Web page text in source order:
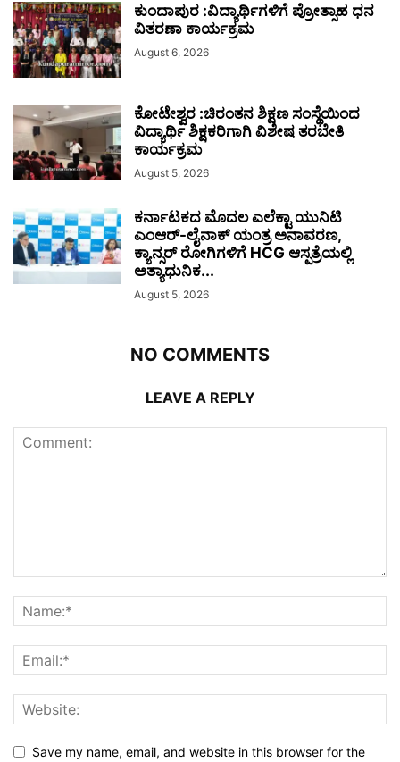
ಕುಂದಾಪುರ :ವಿದ್ಯಾರ್ಥಿಗಳಿಗೆ ಪ್ರೋತ್ಸಾಹ ಧನ
ವಿತರಣಾ ಕಾರ್ಯಕ್ರಮ
August 6, 2026
ಕೋಟೇಶ್ವರ :ಚಿರಂತನ ಶಿಕ್ಷಣ ಸಂಸ್ಥೆಯಿಂದ
ವಿದ್ಯಾರ್ಥಿ ಶಿಕ್ಷಕರಿಗಾಗಿ ವಿಶೇಷ ತರಬೇತಿ
ಕಾರ್ಯಕ್ರಮ
August 5, 2026
ಕರ್ನಾಟಕದ ಮೊದಲ ಎಲೆಕ್ಟಾ ಯುನಿಟಿ
ಎಂಆರ್-ಲೈನಾಕ್ ಯಂತ್ರ ಅನಾವರಣ,
ಕ್ಯಾನ್ಸರ್ ರೋಗಿಗಳಿಗೆ HCG ಆಸ್ಪತ್ರೆಯಲ್ಲಿ
ಅತ್ಯಾಧುನಿಕ...
August 5, 2026
NO COMMENTS
LEAVE A REPLY
Save my name, email, and website in this browser for the